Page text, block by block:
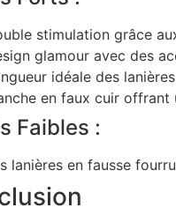
stimulation grâce
glamour avec des
idéale des
en faux cuir
Faibles :
lanières en fausse